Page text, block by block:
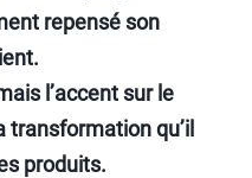
repensé son
l’accent sur le
transformation qu’il
produits.